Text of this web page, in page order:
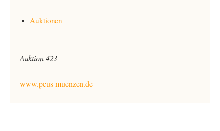
Auktionen
Auktion 423
www.peus-muenzen.de